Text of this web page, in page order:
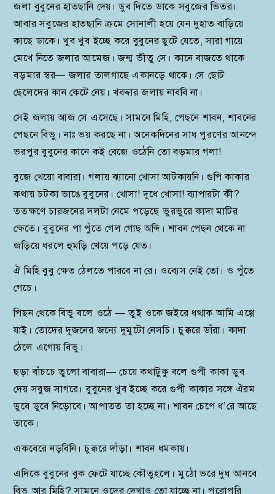
জলা বুবুনের হাতছানি দেয়। ডুব দিতে ডাকে সবুজের ভিতর।
আবার সবুজের হাতছানি ক্রমে সোনালী হয়ে যেন দুহাত বাড়িয়ে
কাছে ডাকে। খুব খুব ইচ্ছে করে বুবুনের ছুটে যেতে, সারা গায়ে
মেখে নিতে জলার আমেজ। জন্ম ভীতু সে। কানে বাজতে থাকে
বড়মার স্বর— জলার তালগাছে একানড়ে থাকে। সে ছোট
ছেলেদের কান কেটে নেয়। খবদ্দার জলায় নাববি না।
সেই জলায় আজ সে এসেছে। সামনে মিহি, পেছনে শাবন, শাবনের
পেছনে বিভু। নাঃ ভয় করছে না। অনেকদিনের সাধ পুরণের আনন্দে
ভরপুর বুবুনের কানে কই বেজে ওঠেনি তো বড়মার গলা!
বুজে খেয়ো বাবারা। গলায় ঝ্যানো খোসা আটকায়নি। গুপি কাকার
কথায় চটকা ভাঙে বুবুনের। খোসা! দুধে খোসা! ব্যাপারটা কী?
ততক্ষণে চারজনের দলটা নেমে পড়েছে ভুরভুরে কাদা মাটির
ক্ষেতে। বুবুনের পা পুঁতে গেল গোছ অব্দি। শাবন পেছন থেকে না
জড়িয়ে ধরলে হুমড়ি খেয়ে পড়ে যেত।
ঐ মিহি বুবু ক্ষেত ঠেলতে পারবে না রে। ওব্যেস নেই তো। ও পুঁতে
গেচে।
পিছন থেকে বিভু বলে ওঠে — তুই ওকে জইরে ধত্থাক আমি এগ্গে
যাই। তোদের দুজনের জন্যে দুমুটো নেসচি। চুক্করে ডাঁরা। কাদা
ঠেলে এগোয় বিভু।
ছড়া বাঁচচে তুলো বাবারা— চেয়ে কথাটুকু বলে গুপী কাকা ডুব
দেয় সবুজ সাগরে। বুবুনের খুব ইচ্ছে করে গুপী কাকার সঙ্গে ঐরম
ডুবে ডুবে নিড়োবে। আপাতত তা হচ্ছে না। শাবন চেপে ধ’রে আছে
তাকে।
একবেরে নড়বিনি। চুক্করে দাঁড়া। শাবন ধমকায়।
এদিকে বুবুনের বুক ফেটে যাচ্ছে কৌতুহলে। মুঠো ভরে দুধ আনবে
বিভু আর মিহি? সামনে ওদের দেখাও তো যাচ্ছে না। পুরোপুরি